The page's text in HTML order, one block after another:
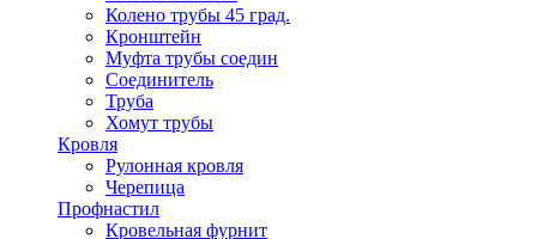
Колено трубы 45 град.
Кронштейн
Муфта трубы соедин
Соединитель
Труба
Хомут трубы
Кровля
Рулонная кровля
Черепица
Профнастил
Кровельная фурнит